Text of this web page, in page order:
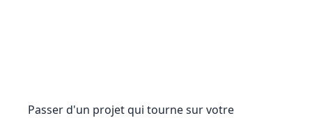
Passer d'un projet qui tourne sur votre